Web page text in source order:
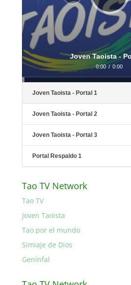
Joven Taoista -
0:00 / 0:00
Joven Taoista - Portal 1
Joven Taoista - Portal 2
Joven Taoista - Portal 3
Portal Respaldo 1
Tao TV Network
Tao TV
Joven Taoista
Tao por el mundo
Simiaje de Dios
Genínfal